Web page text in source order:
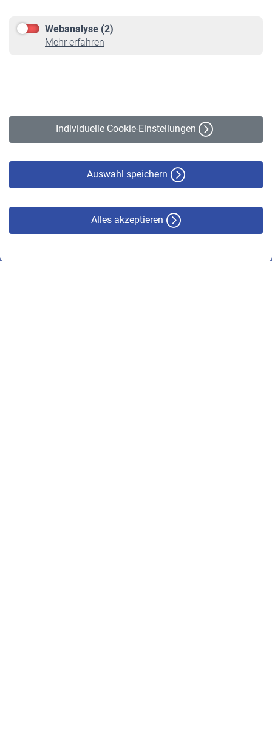
Webanalyse (2)
Mehr erfahren
Individuelle Cookie-Einstellungen
Auswahl speichern
Alles akzeptieren
Online-Rechner
VBLnewsletter
Erklärung zur Barrierefreiheit
© VBL 2026